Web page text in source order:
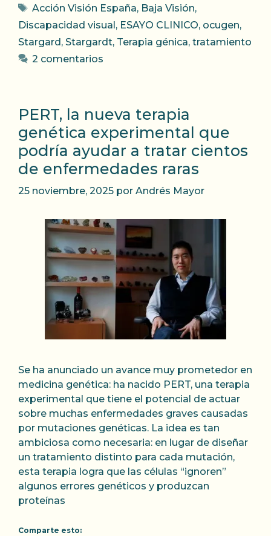
Etiquetas
Acción Visión España, Baja Visión,
Discapacidad visual , ESAYO CLINICO, ocugen,
Stargard , Stargardt, Terapia génica, tratamiento
2 comentarios
PERT, la nueva terapia
genética experimental que
podría ayudar a tratar cientos
de enfermedades raras
25 noviembre, 2025 por Andrés Mayor
Se ha anunciado un avance muy prometedor en
medicina genética: ha nacido PERT, una terapia
experimental que tiene el potencial de actuar
sobre muchas enfermedades graves causadas
por mutaciones genéticas. La idea es tan
ambiciosa como necesaria: en lugar de diseñar
un tratamiento distinto para cada mutación,
esta terapia logra que las células “ignoren”
algunos errores genéticos y produzcan
proteínas
Comparte esto: